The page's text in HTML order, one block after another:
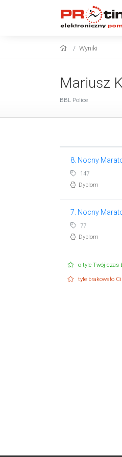
Wyniki
Mariusz
BBL Police
8. Nocny
147
Dyplom
7. Nocny
77
Dyplom
o tyle Twój czas
tyle brakowało